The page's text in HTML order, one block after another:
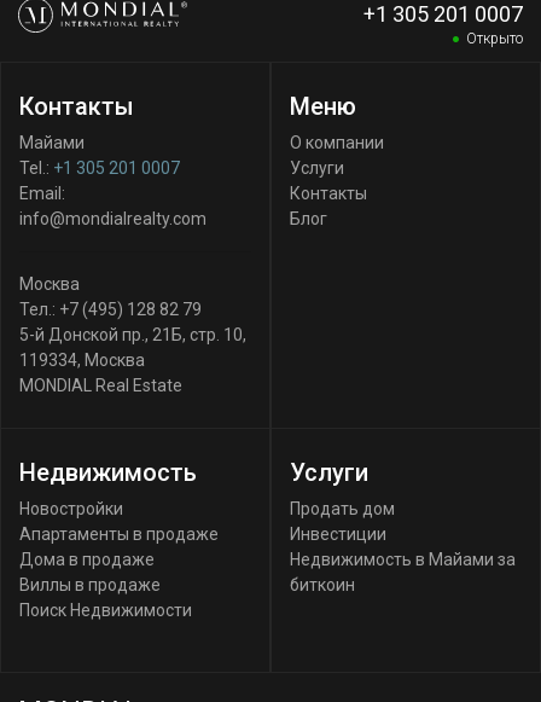
+1 305 201 0007
Открыто
Контакты
Майами
Tel.: +1 305 201 0007
Email:
info@mondialrealty.com
Москва
Тел.: +7 (495) 128 82 79
5-й Донской пр., 21Б, стр. 10,
119334, Москва
MONDIAL Real Estate
Меню
О компании
Услуги
Контакты
Блог
Недвижимость
Новостройки
Апартаменты в продаже
Дома в продаже
Виллы в продаже
Поиск Недвижимости
Услуги
Продать дом
Инвестиции
Недвижимость в Майами за
биткоин